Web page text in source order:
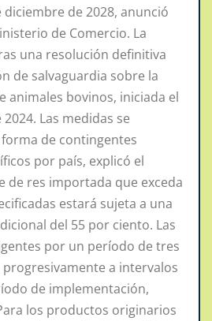
diciembre de 2028, anunció
de Comercio. La
una resolución definitiva
de salvaguardia sobre la
animales bovinos, iniciada el
Las medidas se
de contingentes
por país, explicó el
de res importada que exceda
estará sujeta a una
del 55 por ciento. Las
por un período de tres
a intervalos
de implementación,
los productos originarios